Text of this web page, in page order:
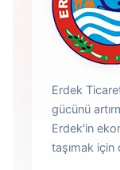
Erdek
gücünü
Erdek'in
taşımak için